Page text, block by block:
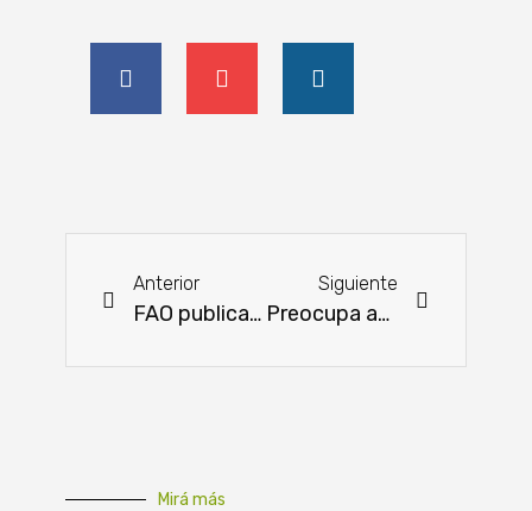
Anterior
FAO publica Evaluación Global del Carbono del Suelo en Pastizales
Siguiente
Preocupa avance de gripe aviar en Latinoamérica
Mirá más